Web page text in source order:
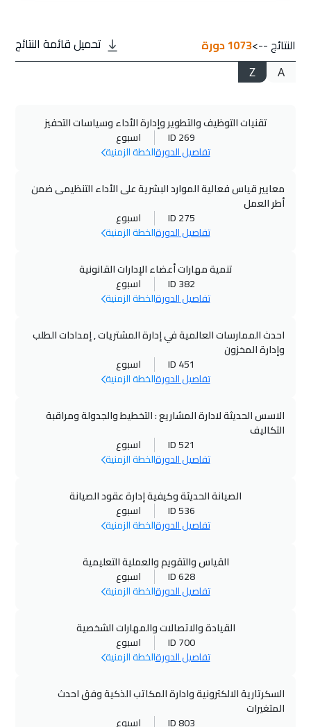
النتائج -->1073دورة تحميل قائمة النتائج
A
Z
تقنيات التوظيف والتطوير وإدارة الأداء وسياسات التحفيز
ID 269
اسبوع
تفاصيل الدورةالخطة الزمنية
معايير قياس فعالية الموارد البشرية على الأداء التنظيمى ضمن
أطر العمل
ID 275
اسبوع
تفاصيل الدورةالخطة الزمنية
تنمية مهارات أعضاء الإدارات القانونية
ID 382
اسبوع
تفاصيل الدورةالخطة الزمنية
احدث الممارسات العالمية في إدارة المشتريات , إمدادات الطلب
وإدارة المخزون
ID 451
اسبوع
تفاصيل الدورةالخطة الزمنية
الاسس الحديثة لادارة المشاريع : التخطيط والجدولة ومراقبة
التكاليف
ID 521
اسبوع
تفاصيل الدورةالخطة الزمنية
الصيانة الحديثة وكيفية إدارة عقود الصيانة
ID 536
اسبوع
تفاصيل الدورةالخطة الزمنية
القياس والتقويم والعملية التعليمية
ID 628
اسبوع
تفاصيل الدورةالخطة الزمنية
القيادة والاتصالات والمهارات الشخصية
ID 700
اسبوع
تفاصيل الدورةالخطة الزمنية
السكرتارية الالكترونية وادارة المكاتب الذكية وفق احدث
المتغيرات
ID 803
اسبوع